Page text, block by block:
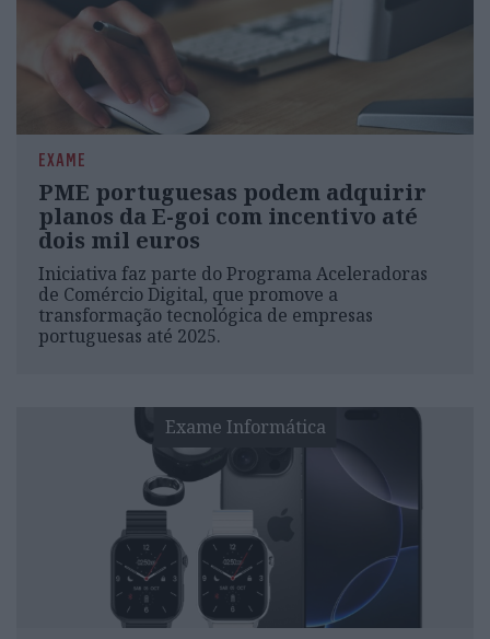
EXAME
PME portuguesas podem adquirir
planos da E-goi com incentivo até
dois mil euros
Iniciativa faz parte do Programa Aceleradoras
de Comércio Digital, que promove a
transformação tecnológica de empresas
portuguesas até 2025.
Exame Informática